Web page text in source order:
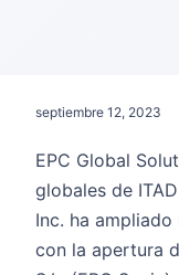
septiembre 12, 2023
EPC Global
globales de
Inc. ha
con la apertura